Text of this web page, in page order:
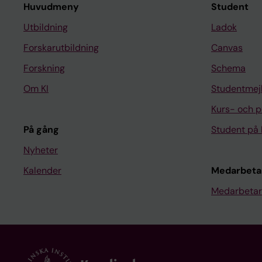
Huvudmeny
Utbildning
Forskarutbildning
Forskning
Om KI
På gång
Nyheter
Kalender
Student
Ladok
Canvas
Schema
Kurs- och
Student på